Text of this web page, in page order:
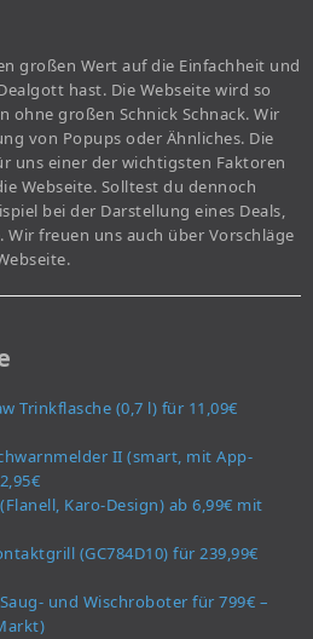
großen Wert auf die Einfachheit und
hast. Die Webseite wird so
ohne großen Schnick Schnack. Wir
von Popups oder Ähnliches. Die
uns einer der wichtigsten Faktoren
Webseite. Solltest du dennoch
bei der Darstellung eines Deals,
freuen uns auch über Vorschläge
Trinkflasche (0,7 l) für 11,09€
II (smart, mit App-
Karo-Design) ab 6,99€ mit
(GC784D10) für 239,99€
und Wischroboter für 799€ –